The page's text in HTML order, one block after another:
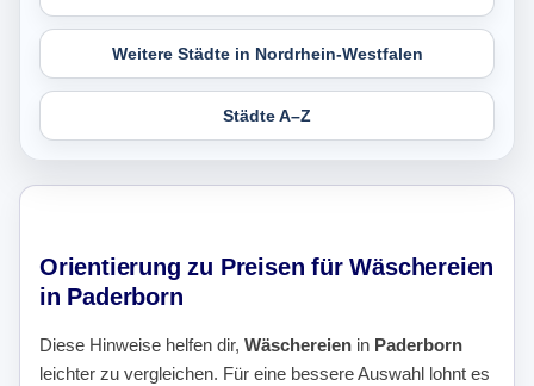
Weitere Städte in Nordrhein-Westfalen
Städte A–Z
Orientierung zu Preisen für Wäschereien
in Paderborn
Diese Hinweise helfen dir, Wäschereien in Paderborn
leichter zu vergleichen. Für eine bessere Auswahl lohnt es